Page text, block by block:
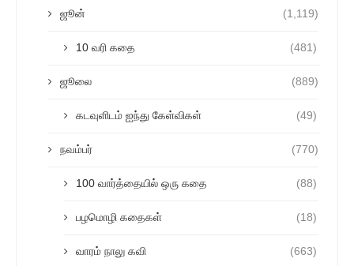
ஜூன் (1,119)
10 வரி கதை (481)
ஜூலை (889)
கடவுளிடம் ஐந்து கேள்விகள் (49)
நவம்பர் (770)
100 வார்த்தையில் ஒரு கதை (88)
பழமொழி கதைகள் (18)
வாரம் நாலு கவி (663)